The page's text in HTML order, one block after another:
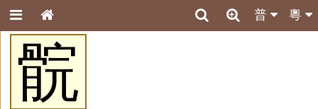
粵
普
䯘